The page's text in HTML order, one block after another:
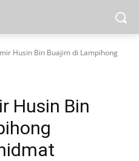
Husin Bin Buajim di Lampihong
Husin Bin